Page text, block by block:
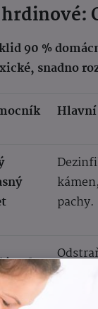
90 %
snadno
pachy.
soda